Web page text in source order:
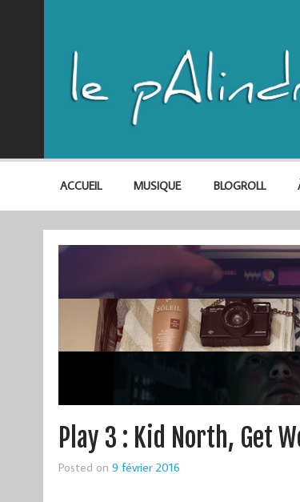
ACCUEIL MUSIQUE BLOGROLL
Play 3 : Kid North, Get
Posted on 9 février 2016